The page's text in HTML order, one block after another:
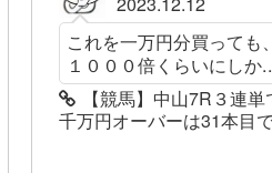
これを一万円分買っても
１０００倍くらいにしか
【競馬】中山7R３連
千万円オーバーは31本目